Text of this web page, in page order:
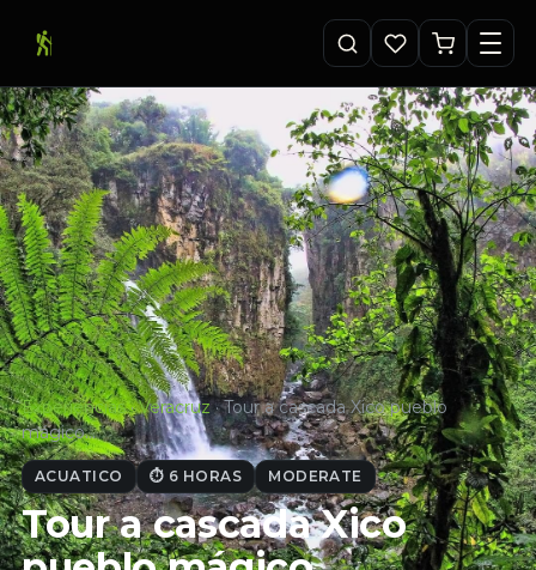
Experiencias · Veracruz · Tour a cascada Xico pueblo
mágico…
ACUATICO ⏱ 6 HORAS MODERATE
Tour a cascada Xico